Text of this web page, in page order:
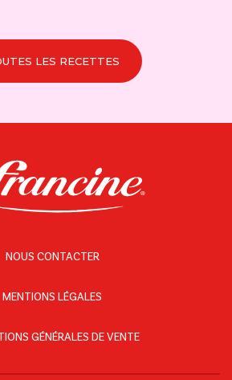
LES RECETTES
NOUS CONTACTER
MENTIONS LÉGALES
GÉNÉRALES DE VENTE